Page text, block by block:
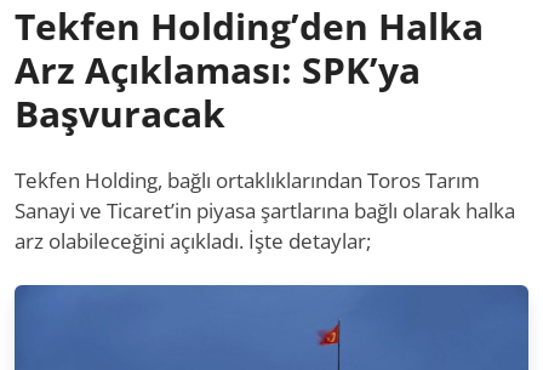
Tekfen Holding’den Halka
Arz Açıklaması: SPK’ya
Başvuracak
Tekfen Holding, bağlı ortaklıklarından Toros Tarım
Sanayi ve Ticaret’in piyasa şartlarına bağlı olarak halka
arz olabileceğini açıkladı. İşte detaylar;